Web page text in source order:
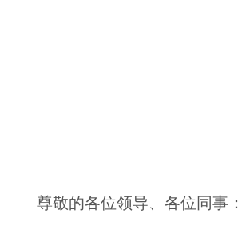
尊敬的各位领导、各位同事：